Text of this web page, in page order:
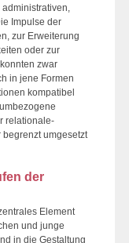
Impulse der
zur Erweiterung
oder zur
zwar
in jene Formen
kompatibel
relationale-
umgesetzt
der
Element
und junge
in die Gestaltung